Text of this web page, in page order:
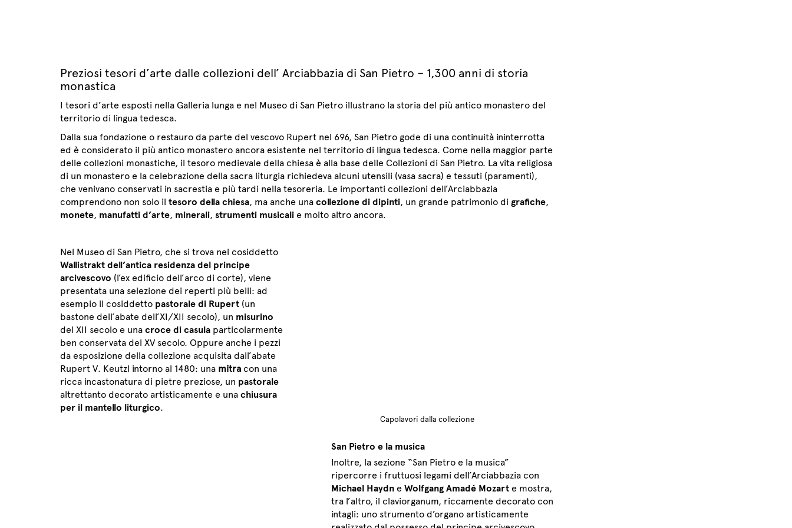
Preziosi tesori d’arte dalle collezioni dell’ Arciabbazia di San Pietro – 1,300 anni di storia
monastica
I tesori d’arte esposti nella Galleria lunga e nel Museo di San Pietro illustrano la storia del più antico monastero del
territorio di lingua tedesca.
Dalla sua fondazione o restauro da parte del vescovo Rupert nel 696, San Pietro gode di una continuità ininterrotta
ed è considerato il più antico monastero ancora esistente nel territorio di lingua tedesca. Come nella maggior parte
delle collezioni monastiche, il tesoro medievale della chiesa è alla base delle Collezioni di San Pietro. La vita religiosa
di un monastero e la celebrazione della sacra liturgia richiedeva alcuni utensili (vasa sacra) e tessuti (paramenti),
che venivano conservati in sacrestia e più tardi nella tesoreria. Le importanti collezioni dell’Arciabbazia
comprendono non solo il tesoro della chiesa, ma anche una collezione di dipinti, un grande patrimonio di grafiche,
monete, manufatti d’arte, minerali, strumenti musicali e molto altro ancora.
Capolavori dalla collezione
Nel Museo di San Pietro, che si trova nel cosiddetto
Wallistrakt dell’antica residenza del principe
arcivescovo (l’ex edificio dell’arco di corte), viene
presentata una selezione dei reperti più belli: ad
esempio il cosiddetto pastorale di Rupert (un
bastone dell’abate dell’XI/XII secolo), un misurino
del XII secolo e una croce di casula particolarmente
ben conservata del XV secolo. Oppure anche i pezzi
da esposizione della collezione acquisita dall’abate
Rupert V. Keutzl intorno al 1480: una mitra con una
ricca incastonatura di pietre preziose, un pastorale
altrettanto decorato artisticamente e una chiusura
per il mantello liturgico.
San Pietro e la musica
Inoltre, la sezione “San Pietro e la musica”
ripercorre i fruttuosi legami dell’Arciabbazia con
Michael Haydn e Wolfgang Amadé Mozart e mostra,
tra l’altro, il claviorganum, riccamente decorato con
intagli: uno strumento d’organo artisticamente